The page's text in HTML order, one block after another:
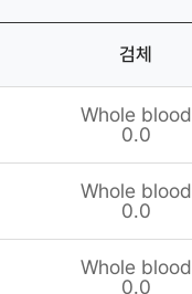
검체
Whole blood
0.0
Whole blood
0.0
Whole blood
0.0